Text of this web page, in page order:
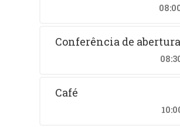
Conferência de abertura
Café